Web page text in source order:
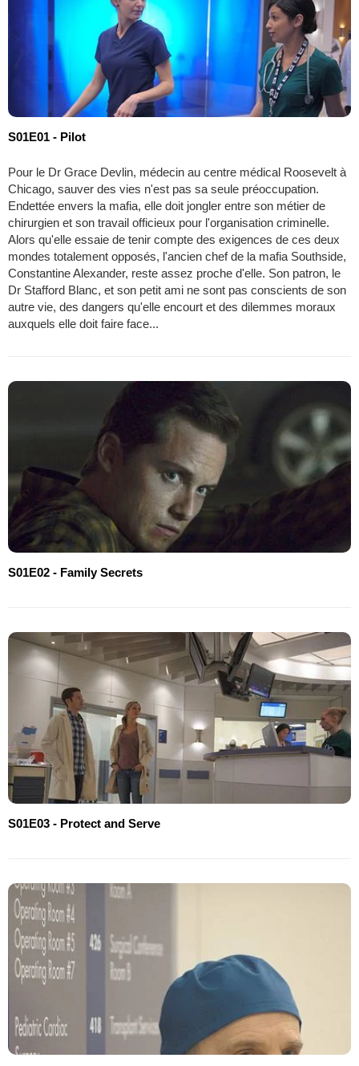
S01E01 - Pilot
Pour le Dr Grace Devlin, médecin au centre médical Roosevelt à
Chicago, sauver des vies n'est pas sa seule préoccupation.
Endettée envers la mafia, elle doit jongler entre son métier de
chirurgien et son travail officieux pour l'organisation criminelle.
Alors qu'elle essaie de tenir compte des exigences de ces deux
mondes totalement opposés, l'ancien chef de la mafia Southside,
Constantine Alexander, reste assez proche d'elle. Son patron, le
Dr Stafford Blanc, et son petit ami ne sont pas conscients de son
autre vie, des dangers qu'elle encourt et des dilemmes moraux
auxquels elle doit faire face...
S01E02 - Family Secrets
S01E03 - Protect and Serve